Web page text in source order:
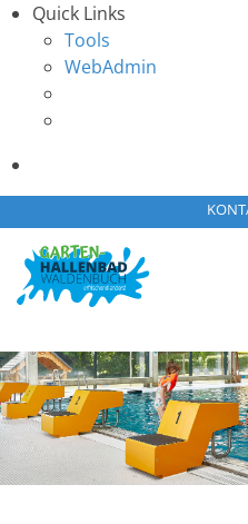
Quick Links
Tools
WebAdmin